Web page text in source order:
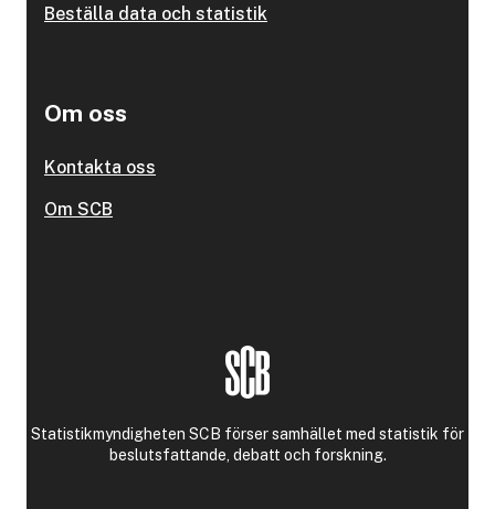
Beställa data och statistik
Om oss
Kontakta oss
Om SCB
Statistikmyndigheten SCB förser samhället med statistik för
beslutsfattande, debatt och forskning.